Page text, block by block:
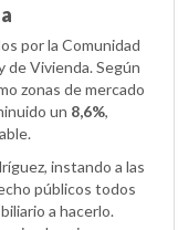
por la Comunidad
de Vivienda. Según
zonas de mercado
un 8,6%,
instando a las
públicos todos
a hacerlo.